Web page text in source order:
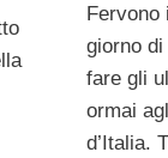
Fervono
giorno
fare gli
ormai
d’Italia.